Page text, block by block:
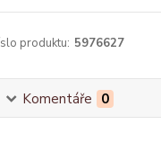
produktu: 5976627
Komentáře 0